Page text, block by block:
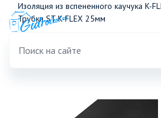
Изоляция из вспененного каучука K-
Трубки ST K-FLEX 25мм
Трубка K-FLEX 25x133-2